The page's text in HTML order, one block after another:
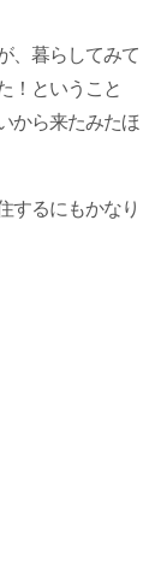
、暮らしてみて
！ということ
から来たみたほ
するにもかなり